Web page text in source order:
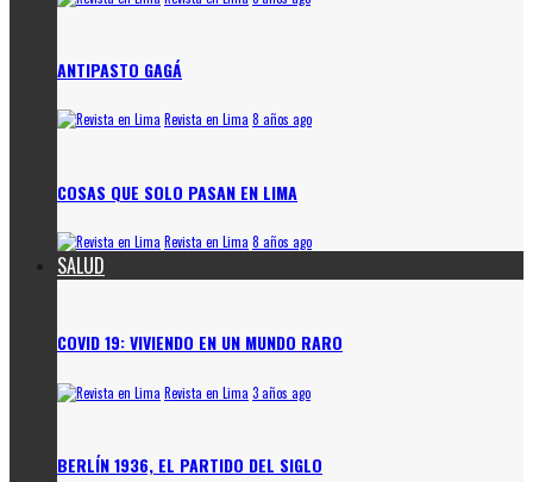
ANTIPASTO GAGÁ
Revista en Lima 8 años ago
COSAS QUE SOLO PASAN EN LIMA
Revista en Lima 8 años ago
SALUD
COVID 19: VIVIENDO EN UN MUNDO RARO
Revista en Lima 3 años ago
BERLÍN 1936, EL PARTIDO DEL SIGLO